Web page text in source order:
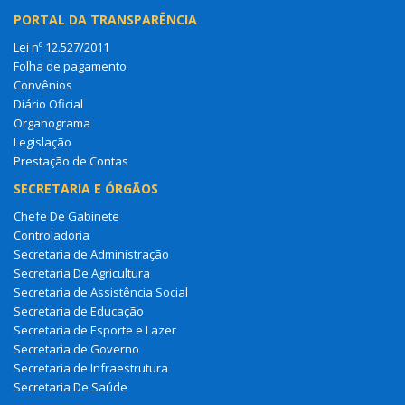
PORTAL DA TRANSPARÊNCIA
Lei nº 12.527/2011
Folha de pagamento
Convênios
Diário Oficial
Organograma
Legislação
Prestação de Contas
SECRETARIA E ÓRGÃOS
Chefe De Gabinete
Controladoria
Secretaria de Administração
Secretaria De Agricultura
Secretaria de Assistência Social
Secretaria de Educação
Secretaria de Esporte e Lazer
Secretaria de Governo
Secretaria de Infraestrutura
Secretaria De Saúde